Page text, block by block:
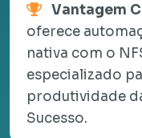
Vantagem
oferece
nativa com o
especializado
produtividade
Sucesso.